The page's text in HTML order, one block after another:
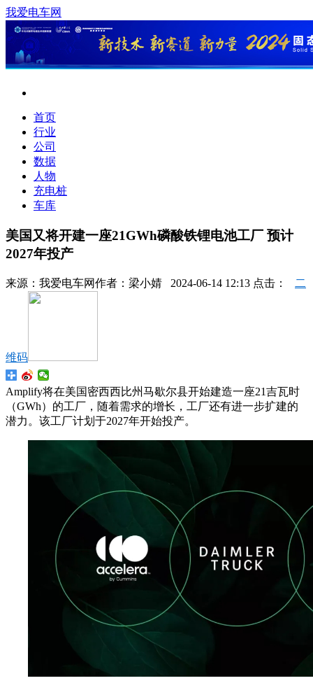
我爱电车网
首页
行业
公司
数据
人物
充电桩
车库
美国又将开建一座21GWh磷酸铁锂电池工厂 预计
2027年投产
来源： 我爱电车网作者： 梁小婧 2024-06-14 12:13 点击： 二
维码
Amplify将在美国密西西比州马歇尔县开始建造一座21吉瓦时
（GWh）的工厂，随着需求的增长，工厂还有进一步扩建的
潜力。该工厂计划于2027年开始投产。